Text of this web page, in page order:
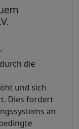
die
und sich
Dies fordert
an